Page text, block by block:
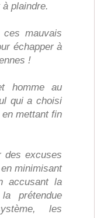
plaindre.
mauvais
échapper à
!
homme au
qui a choisi
mettant fin
des excuses
minimisant
accusant la
prétendue
les